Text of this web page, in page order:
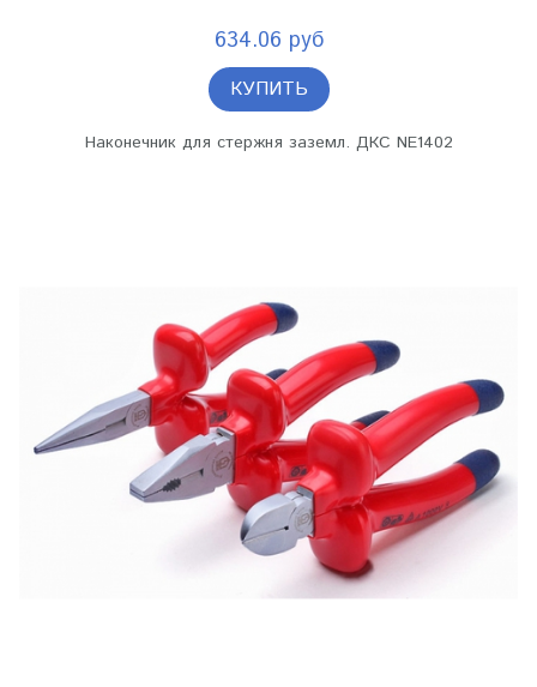
634.06 руб
КУПИТЬ
Наконечник для стержня заземл. ДКС NE1402